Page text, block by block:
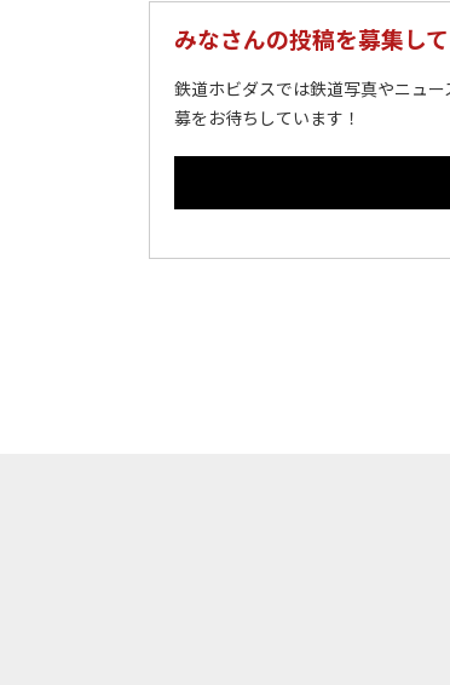
みなさんの投稿を募集し
鉄道ホビダスでは鉄道写真やニュ
募をお待ちしています！